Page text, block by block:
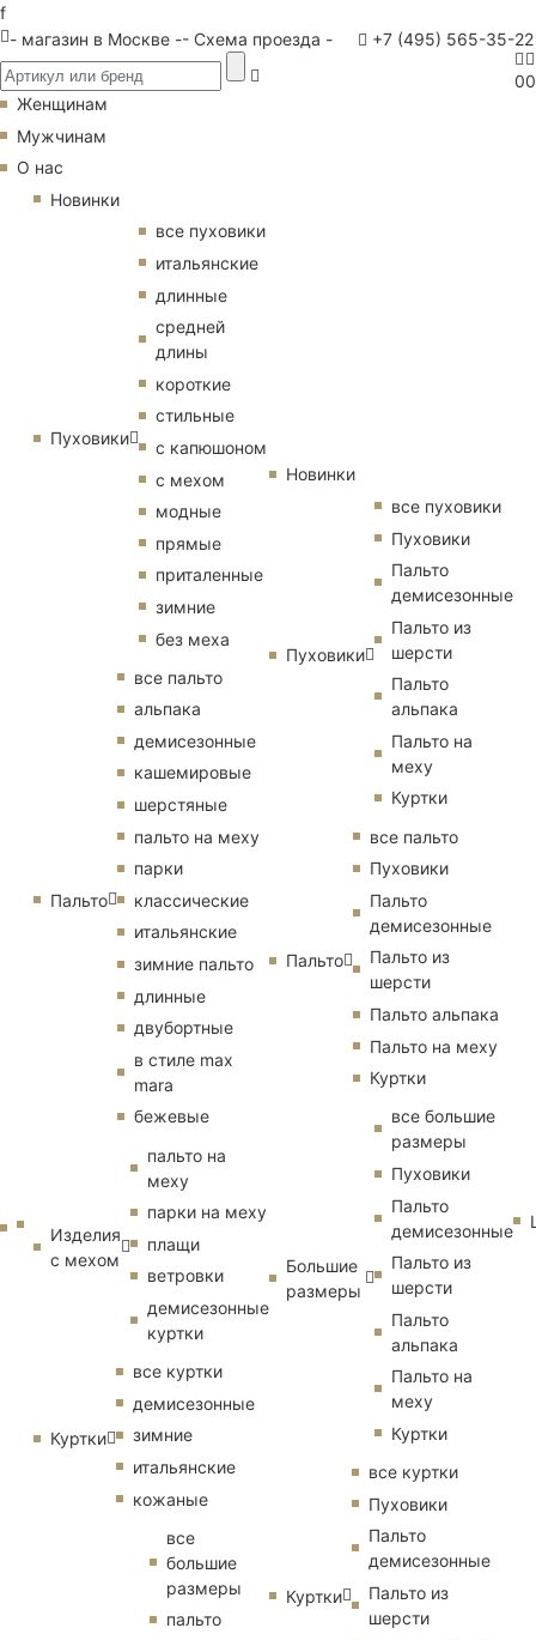
f
- магазин в Москве -- Схема проезда - +7 (495) 565-35-22
00
Женщинам
Мужчинам
О нас
Новинки
Пуховики
все пуховики
итальянские
длинные
средней
длины
короткие
стильные
с капюшоном
с мехом
модные
прямые
приталенные
зимние
без меха
Пальто
все пальто
альпака
демисезонные
кашемировые
шерстяные
пальто на меху
парки
классические
итальянские
зимние пальто
длинные
двубортные
в стиле max
mara
бежевые
Изделия
с мехом
пальто на
меху
парки на меху
плащи
ветровки
демисезонные
куртки
Куртки
все куртки
демисезонные
зимние
итальянские
кожаные
все
большие
размеры
пальто
Новинки
Пуховики
все пуховики
Пуховики
Пальто
демисезонные
Пальто из
шерсти
Пальто
альпака
Пальто на
меху
Куртки
Пальто
все пальто
Пуховики
Пальто
демисезонные
Пальто из
шерсти
Пальто альпака
Пальто на меху
Куртки
Большие
размеры
все большие
размеры
Пуховики
Пальто
демисезонные
Пальто из
шерсти
Пальто
альпака
Пальто на
меху
Куртки
Куртки
все куртки
Пуховики
Пальто
демисезонные
Пальто из
шерсти